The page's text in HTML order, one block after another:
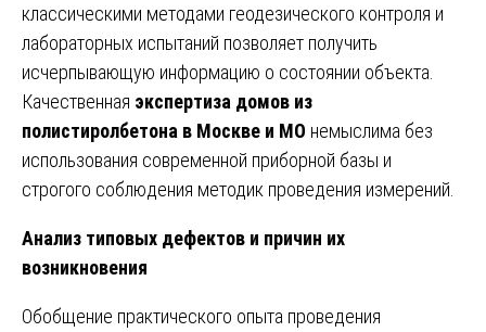
классическими методами геодезического контроля и
лабораторных испытаний позволяет получить
исчерпывающую информацию о состоянии объекта.
Качественная экспертиза домов из
полистиролбетона в Москве и МО немыслима без
использования современной приборной базы и
строгого соблюдения методик проведения измерений.
Анализ типовых дефектов и причин их
возникновения
Обобщение практического опыта проведения